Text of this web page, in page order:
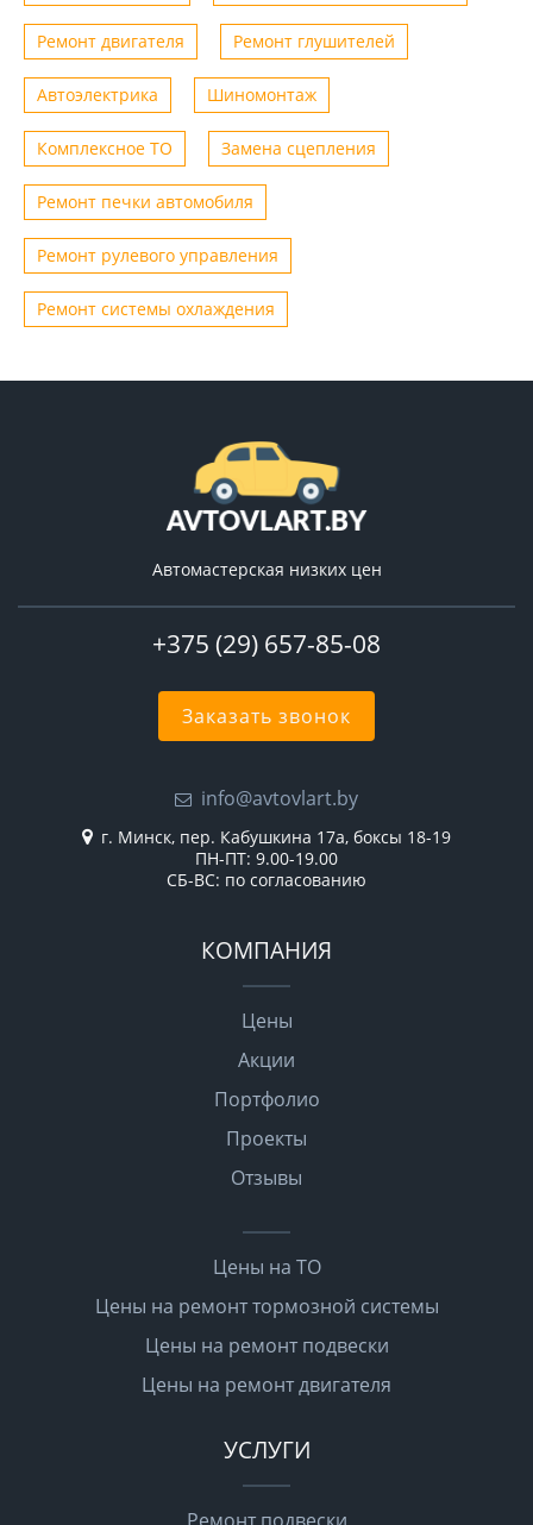
Ремонт двигателя Ремонт глушителей
Автоэлектрика Шиномонтаж
Комплексное ТО Замена сцепления
Ремонт печки автомобиля
Ремонт рулевого управления
Ремонт системы охлаждения
Автомастерская низких цен
+375 (29) 657-85-08
Заказать звонок
info@avtovlart.by
г. Минск, пер. Кабушкина 17а, боксы 18-19
ПН-ПТ: 9.00-19.00
СБ-ВС: по согласованию
КОМПАНИЯ
Цены
Акции
Портфолио
Проекты
Отзывы
Цены на ТО
Цены на ремонт тормозной системы
Цены на ремонт подвески
Цены на ремонт двигателя
УСЛУГИ